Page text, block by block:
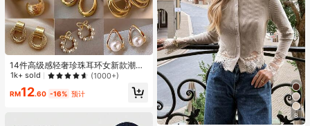
14件高级感轻奢珍珠耳环女新款潮流
耳钉小众设计气质耳饰
1k+ sold (1000+)
RM12.60 -16% 预计
8